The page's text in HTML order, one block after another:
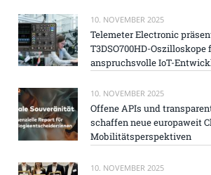
10. NOVEMBER 2025
Telemeter Electronic
T3DSO700HD-Oszilloskope
anspruchsvolle IoT-
10. NOVEMBER 2025
Offene APIs und
schaffen neue europaweit
Mobilitätsperspektiven
10. NOVEMBER 2025